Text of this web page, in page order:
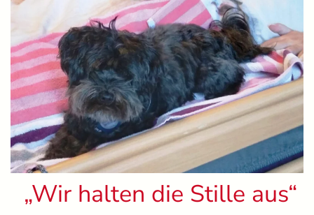
„Wir halten die Stille aus“